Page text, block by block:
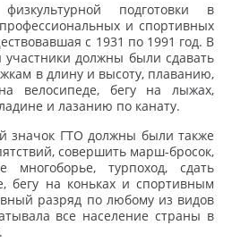
подготовки в
и спортивных
с 1931 по 1991 год. В
должны были сдавать
в длину и высоту, плаванию,
велосипеде, бегу на лыжах,
и лазанию по канату.
значок ГТО должны были также
совершить марш-бросок,
многоборье, турпоход, сдать
бегу на коньках и спортивным
разряд по любому из видов
все население страны в